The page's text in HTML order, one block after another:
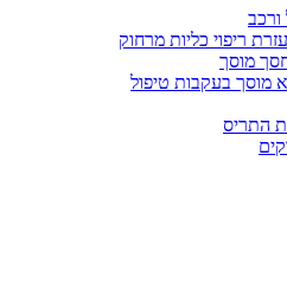
ורכב
ריפוי כליות מרחוק
מוסך
מוסך בעקבות טיפול
התריס